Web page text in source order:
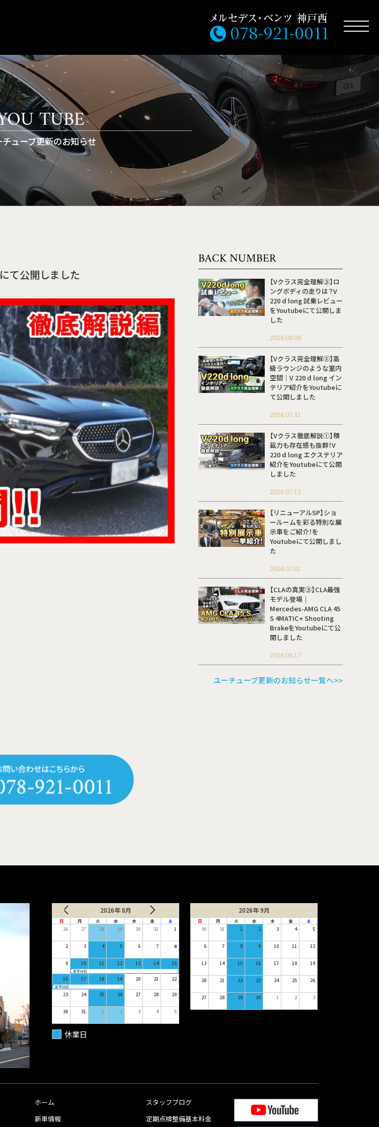
078-921-0011
TUBE
チューブ更新のお知らせ
て公開しました
BACK NUMBER
【Vクラス完全理解③】ロ
ングボディの走りは？V
220 d long 試乗レビュー
をYoutubeにて公開しま
した
2026.08.08
【Vクラス完全理解②】高
級ラウンジのような室内
空間｜V 220 d long イン
テリア紹介をYoutubeに
て公開しました
2026.07.31
【Vクラス徹底解説①】積
載力も存在感も抜群！V
220 d long エクステリア
紹介をYoutubeにて公開
しました
2026.07.13
【リニューアルSP】ショ
ールームを彩る特別な展
示車をご紹介！を
Youtubeにて公開しまし
た
2026.07.01
【CLAの真実③】CLA最強
モデル登場｜
Mercedes-AMG CLA 45
S 4MATIC+ Shooting
BrakeをYoutubeにて公
開しました
2026.06.17
ユーチューブ更新のお知らせ一覧へ>>
2026年 8月
日 月 火 水 木 金 土
26 27 28 29 30 31 1
2 3 4 5 6 7 8
9 10 11 12 13 14 15
夏季休暇
16 17 18 19 20 21 22
夏季休暇
23 24 25 26 27 28 29
30 31 1 2 3 4 5
2026年 9月
日 月 火 水 木 金 土
30 31 1 2 3 4 5
6 7 8 9 10 11 12
13 14 15 16 17 18 19
20 21 22 23 24 25 26
27 28 29 30 1 2 3
休業日
ホーム
新車情報
スタッフブログ
定期点検整備基本料金